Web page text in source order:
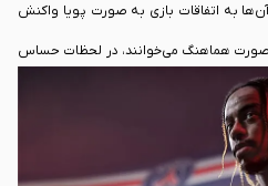
به اتفاقات بازی به صورت پویا واکنش
هماهنگ می‌خوانند، در لحظات حساس
و پس از یک گل حیاتی، با شور و
و هوایی نیز برای اولین بار تاثیر واقعی
ایجاد چاله‌های آب روی چمن می‌شود که